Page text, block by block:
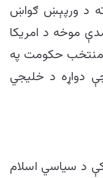
د ورپېښ ګواښ
موخه د امریکا
منتخب حکومت په
دواړه د خلیجي
د سیاسي اسلام